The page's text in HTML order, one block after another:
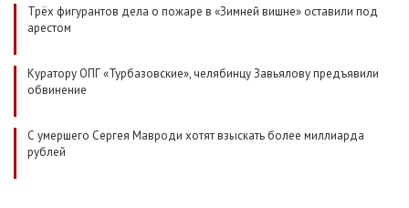
Трёх фигурантов дела о пожаре в «Зимней вишне» оставили под
арестом
Куратору ОПГ «Турбазовские», челябинцу Завьялову предъявили
обвинение
С умершего Сергея Мавроди хотят взыскать более миллиарда
рублей